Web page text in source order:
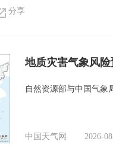
分享
地质灾害气象风
自然资源部与中国气象
中国天气网 2026-